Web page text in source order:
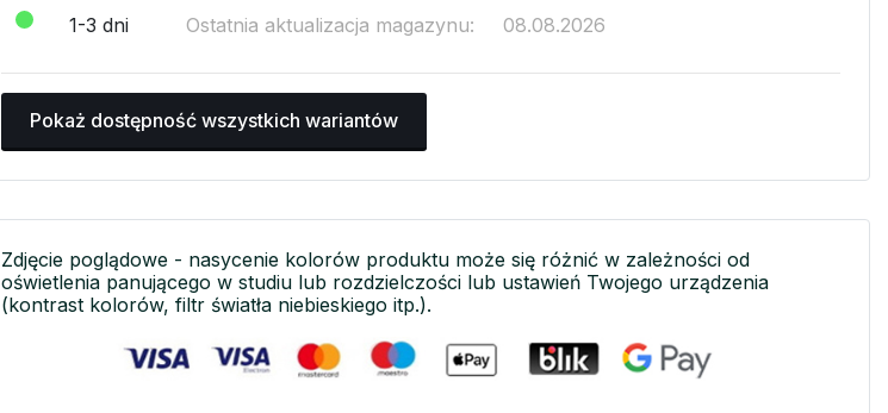
1-3 dni Ostatnia aktualizacja magazynu: 08.08.2026
Pokaż dostępność wszystkich wariantów
Zdjęcie poglądowe - nasycenie kolorów produktu może się różnić w zależności od
oświetlenia panującego w studiu lub rozdzielczości lub ustawień Twojego urządzenia
(kontrast kolorów, filtr światła niebieskiego itp.).